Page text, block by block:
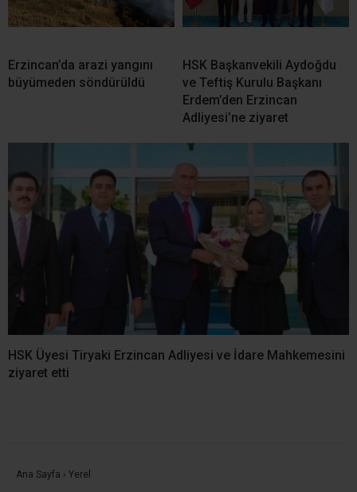
Erzincan’da arazi yangını
büyümeden söndürüldü
HSK Başkanvekili Aydoğdu
ve Teftiş Kurulu Başkanı
Erdem’den Erzincan
Adliyesi’ne ziyaret
HSK Üyesi Tiryaki Erzincan Adliyesi ve İdare Mahkemesini
ziyaret etti
Ana Sayfa › Yerel